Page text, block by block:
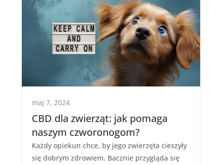
CBD dla zwierząt: jak pomaga
naszym czworonogom?
maj 7, 2024
Każdy opiekun chce, by jego zwierzęta cieszyły
się dobrym zdrowiem. Bacznie przygląda się